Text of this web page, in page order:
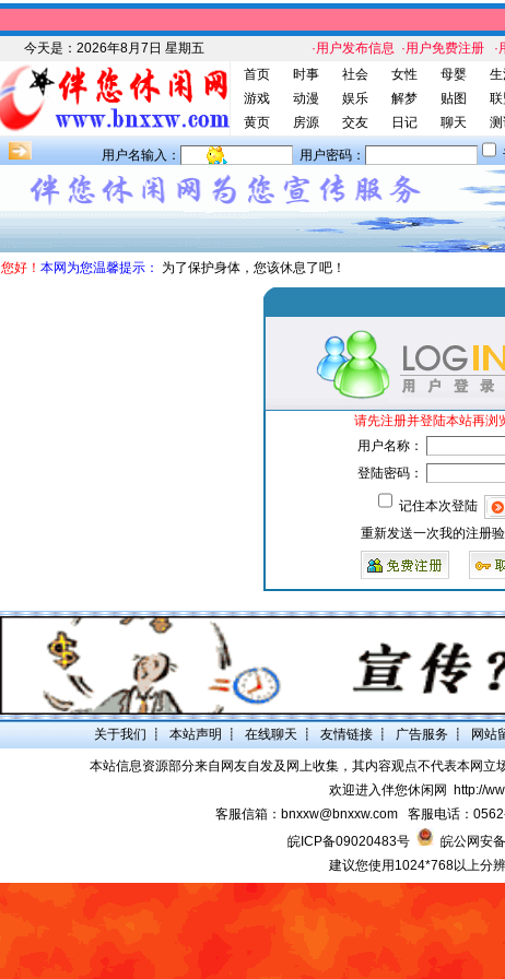
今天是： 2026年8月7日 星期五 ·用户发布信息 ·用户免费注册 ·
首页
时事 社会 女性 母婴 生
游戏
动漫 娱乐 解梦 贴图 联
黄页
房源 交友 日记 聊天 测
用户名输入： 用户密码：
您好！ 本网为您温馨提示： 为了保护身体，您该休息了吧！
请先注册并登陆本站再浏
用户名称：
登陆密码：
记住本次登陆
重新发送一次我的注册验
关于我们 ┋ 本站声明 ┋ 在线聊天 ┋ 友情链接 ┋ 广告服务 ┋ 网站
本站信息资源部分来自网友自发及网上收集，其内容观点不代表本网
欢迎进入伴您休闲网
http://
客服信箱：bnxxw@bnxxw.com 客服电话：
皖ICP备09020483号
皖公网安
建议您使用1024*768以上分